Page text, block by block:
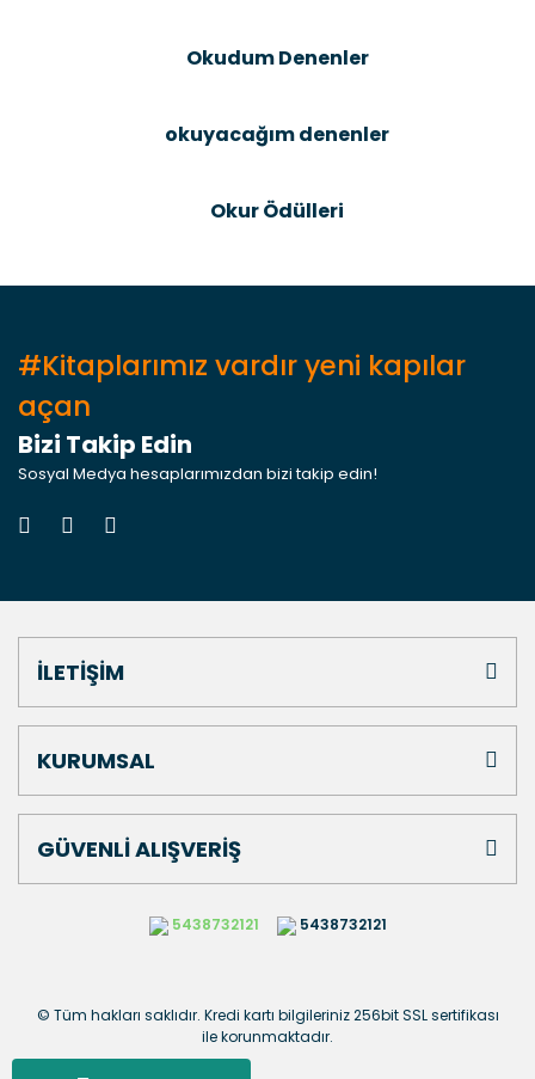
Okudum Denenler
okuyacağım denenler
Okur Ödülleri
#Kitaplarımız vardır yeni kapılar
açan
Bizi Takip Edin
Sosyal Medya hesaplarımızdan bizi takip edin!
İLETİŞİM
KURUMSAL
GÜVENLİ ALIŞVERİŞ
5438732121 5438732121
© Tüm hakları saklıdır. Kredi kartı bilgileriniz 256bit SSL sertifikası
ile korunmaktadır.